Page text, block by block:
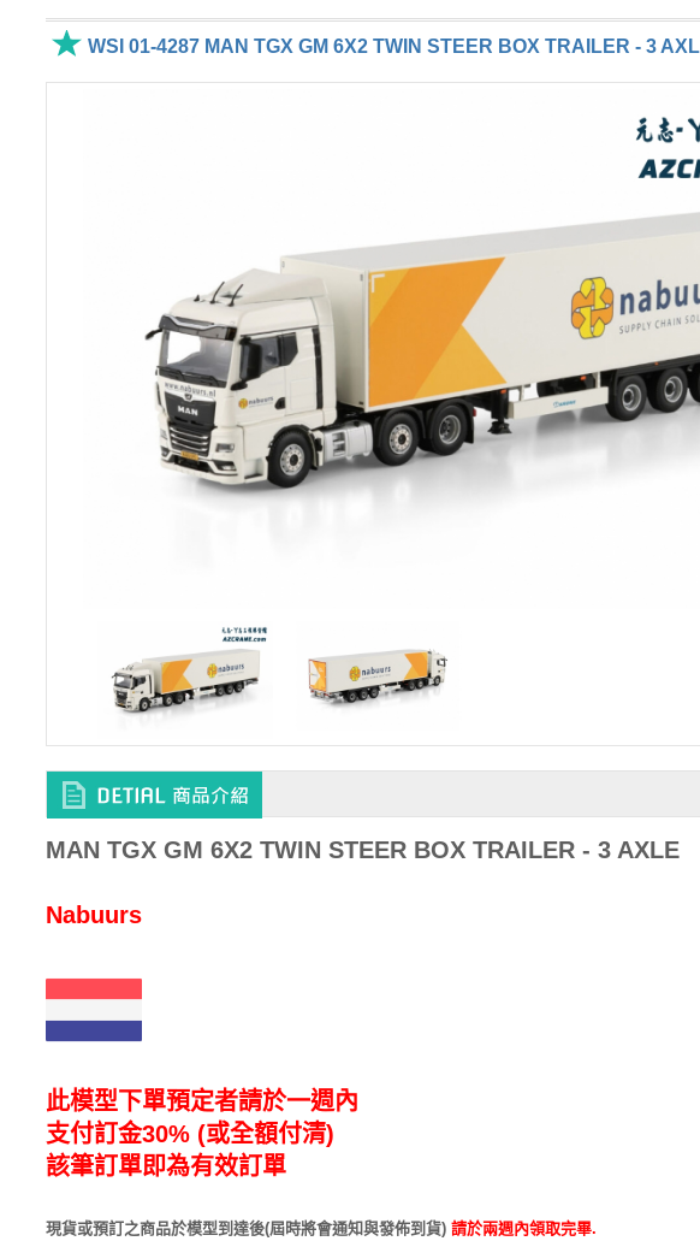
WSI 01-4287 MAN TGX GM 6X2 TWIN STEER BOX TRAILER - 3
MAN TGX GM 6X2 TWIN STEER BOX TRAILER - 3 AXLE
Nabuurs
此模型下單預定者請於一週內
支付訂金30% (或全額付清)
該筆訂單即為有效訂單
現貨或預訂之商品於模型到達後(屆時將會通知與發佈到貨) 請於兩週內領取完畢.